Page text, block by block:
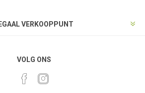
VERKOOPPUNT
VOLG ONS